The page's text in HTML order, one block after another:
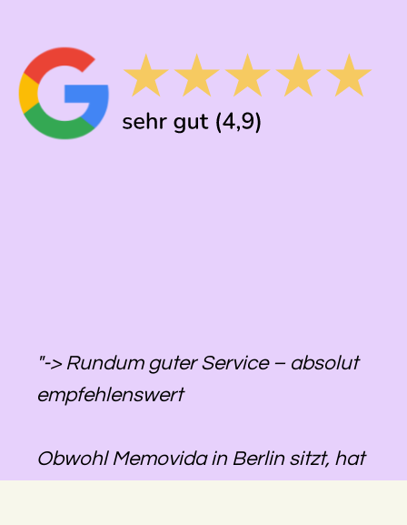
"-> Rundum guter Service – absolut
empfehlenswert
Obwohl Memovida in Berlin sitzt, hat